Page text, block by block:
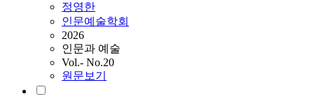
정영한
인문예술학회
2026
인문과 예술
Vol.- No.20
원문보기